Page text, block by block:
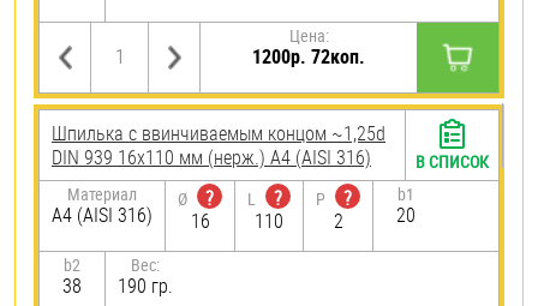
Цена:
1200р. 72коп.
Шпилька c ввинчиваемым концом ~1,25d
DIN 939 16х110 мм (нерж.) A4 (AISI 316)
Материал
A4 (AISI 316)
Ø
?
16
L
?
110
P
?
2
b1
20
b2
38
Вес:
190 гр.
В СПИСОК